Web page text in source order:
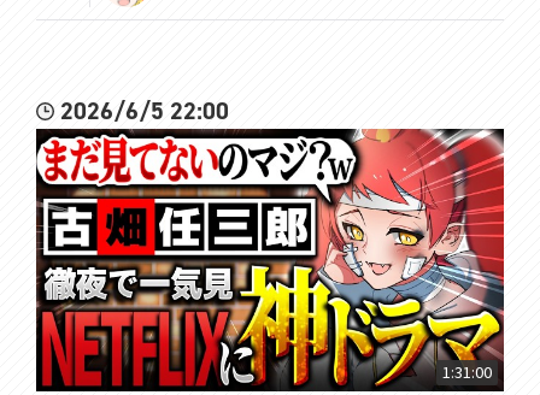
https://www.youtube.com/channel/UC3vzVK_N_SUVKqbX69L_X4
g
▽ツイッターはここ
https://twitter.com/Tomoshika_H
▽公式サイト
https://voms.net/
#トモしび
2026/6/5 22:00
1:31:00